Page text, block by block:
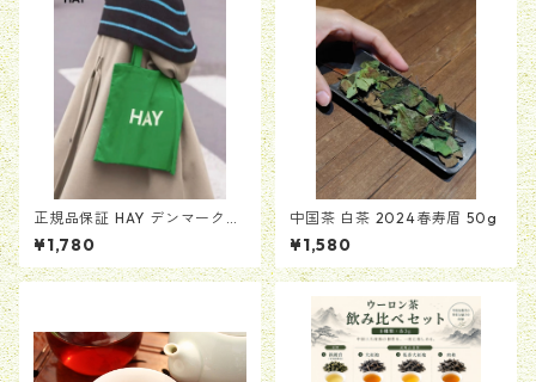
正規品保証 HAY デンマーク
トートバッグ 緑 グリー
ン カバン バッグ BAG
ヘイ かばん 送料無料 当日
¥1,780
中国茶 白茶 2024春寿眉 50g
¥1,580